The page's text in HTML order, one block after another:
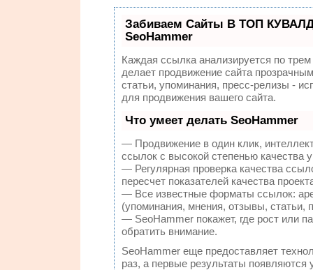
Забиваем Сайты В ТОП
SeoHammer
Каждая ссылка анализируется по
делает продвижение сайта
статьи, упоминания, пресс-релизы -
для продвижения вашего сайта.
Что умеет делать SeoHammer
— Продвижение в один клик,
ссылок с высокой степенью качества
— Регулярная проверка качества
пересчет показателей качества
— Все известные форматы ссылок:
(упоминания, мнения, отзывы, статьи,
— SeoHammer покажет, где рост или
обратить внимание.
SeoHammer еще предоставляет
раз, а первые результаты появляются